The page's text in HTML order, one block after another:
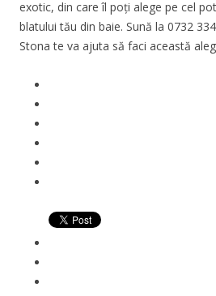
exotic, din care îl poți alege pe cel
blatului tău din baie. Sună la 0732
Stona te va ajuta să faci această